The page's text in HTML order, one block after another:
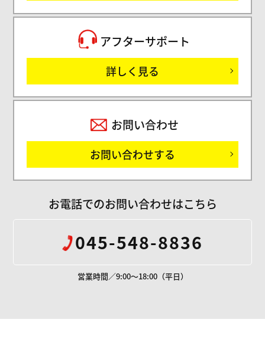
サ
アフターサポート
詳しく見る
お問い合わせ
お問い合わせする
お電話でのお問い合わせはこちら
045-548-8836
営業時間／9:00～18:00（平日）